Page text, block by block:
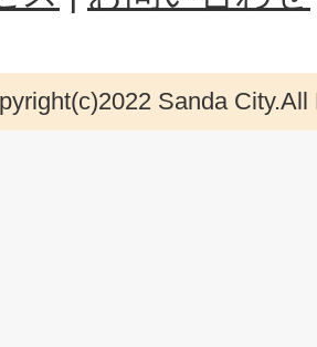
Sanda